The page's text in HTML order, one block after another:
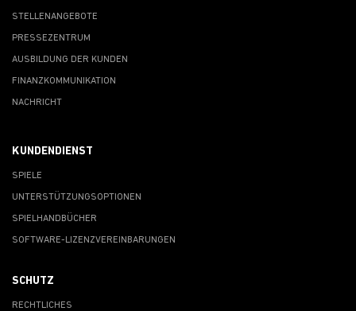
STELLENANGEBOTE
PRESSEZENTRUM
AUSBILDUNG DER KUNDEN
FINANZKOMMUNIKATION
NACHRICHT
KUNDENDIENST
SPIELE
UNTERSTÜTZUNGSOPTIONEN
SPIELHANDBÜCHER
SOFTWARE-LIZENZVEREINBARUNGEN
SCHUTZ
RECHTLICHES